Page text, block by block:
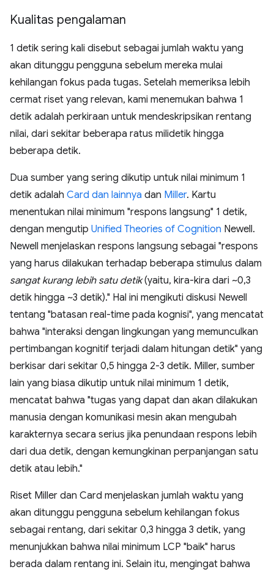
Kualitas pengalaman
1 detik sering kali disebut sebagai jumlah waktu yang
akan ditunggu pengguna sebelum mereka mulai
kehilangan fokus pada tugas. Setelah memeriksa lebih
cermat riset yang relevan, kami menemukan bahwa 1
detik adalah perkiraan untuk mendeskripsikan rentang
nilai, dari sekitar beberapa ratus milidetik hingga
beberapa detik.
Dua sumber yang sering dikutip untuk nilai minimum 1
detik adalah Card dan lainnya dan Miller. Kartu
menentukan nilai minimum "respons langsung" 1 detik,
dengan mengutip Unified Theories of Cognition Newell.
Newell menjelaskan respons langsung sebagai "respons
yang harus dilakukan terhadap beberapa stimulus dalam
sangat kurang lebih satu detik(yaitu, kira-kira dari ~0,3
detik hingga ~3 detik)." Hal ini mengikuti diskusi Newell
tentang "batasan real-time pada kognisi", yang mencatat
bahwa "interaksi dengan lingkungan yang memunculkan
pertimbangan kognitif terjadi dalam hitungan detik" yang
berkisar dari sekitar 0,5 hingga 2-3 detik. Miller, sumber
lain yang biasa dikutip untuk nilai minimum 1 detik,
mencatat bahwa "tugas yang dapat dan akan dilakukan
manusia dengan komunikasi mesin akan mengubah
karakternya secara serius jika penundaan respons lebih
dari dua detik, dengan kemungkinan perpanjangan satu
detik atau lebih."
Riset Miller dan Card menjelaskan jumlah waktu yang
akan ditunggu pengguna sebelum kehilangan fokus
sebagai rentang, dari sekitar 0,3 hingga 3 detik, yang
menunjukkan bahwa nilai minimum LCP "baik" harus
berada dalam rentang ini. Selain itu, mengingat bahwa